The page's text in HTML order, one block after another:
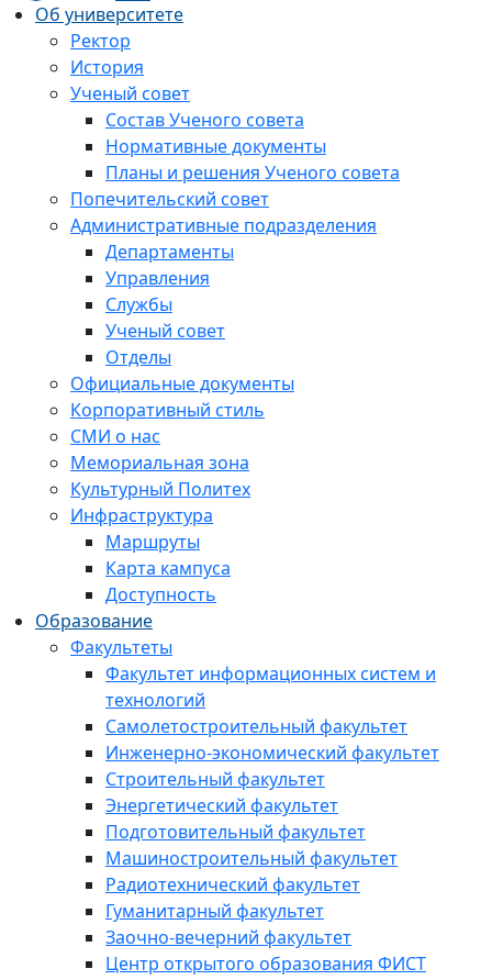
Об университете
Ректор
История
Ученый совет
Состав Ученого совета
Нормативные документы
Планы и решения Ученого совета
Попечительский совет
Административные подразделения
Департаменты
Управления
Службы
Ученый совет
Отделы
Официальные документы
Корпоративный стиль
СМИ о нас
Мемориальная зона
Культурный Политех
Инфраструктура
Маршруты
Карта кампуса
Доступность
Образование
Факультеты
Факультет информационных систем и
технологий
Самолетостроительный факультет
Инженерно-экономический факультет
Строительный факультет
Энергетический факультет
Подготовительный факультет
Машиностроительный факультет
Радиотехнический факультет
Гуманитарный факультет
Заочно-вечерний факультет
Центр открытого образования ФИСТ